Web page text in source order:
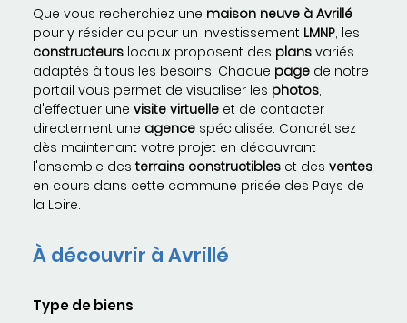
Que vous recherchiez une maison neuve à Avrillé
pour y résider ou pour un investissement LMNP, les
constructeurs locaux proposent des plans variés
adaptés à tous les besoins. Chaque page de notre
portail vous permet de visualiser les photos,
d'effectuer une visite virtuelle et de contacter
directement une agence spécialisée. Concrétisez
dès maintenant votre projet en découvrant
l'ensemble desterrains constructibles et des ventes
en cours dans cette commune prisée des Pays de
la Loire.
À découvrir à Avrillé
Type de biens